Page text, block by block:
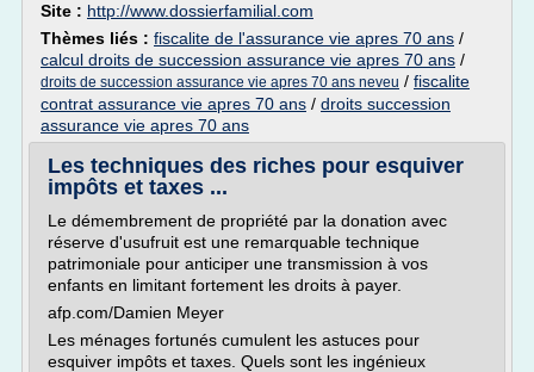
Site : http://www.dossierfamilial.com
Thèmes liés : fiscalite de l'assurance vie apres 70 ans /
calcul droits de succession assurance vie apres 70 ans /
droits de succession assurance vie apres 70 ans neveu / fiscalite
contrat assurance vie apres 70 ans / droits succession
assurance vie apres 70 ans
Les techniques des riches pour esquiver
impôts et taxes ...
Le démembrement de propriété par la donation avec
réserve d'usufruit est une remarquable technique
patrimoniale pour anticiper une transmission à vos
enfants en limitant fortement les droits à payer.
afp.com/Damien Meyer
Les ménages fortunés cumulent les astuces pour
esquiver impôts et taxes. Quels sont les ingénieux